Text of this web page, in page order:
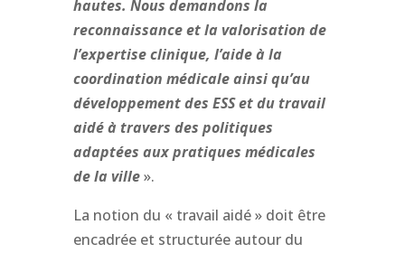
hautes. Nous demandons la
reconnaissance et la valorisation de
l’expertise clinique, l’aide à la
coordination médicale ainsi qu’au
développement des ESS et du travail
aidé à travers des politiques
adaptées aux pratiques médicales
de la ville».
La notion du « travail aidé » doit être
encadrée et structurée autour du